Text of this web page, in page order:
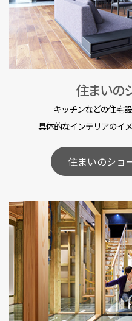
住まいの
キッチンなどの住宅
具体的なインテリアのイ
住まいのショ